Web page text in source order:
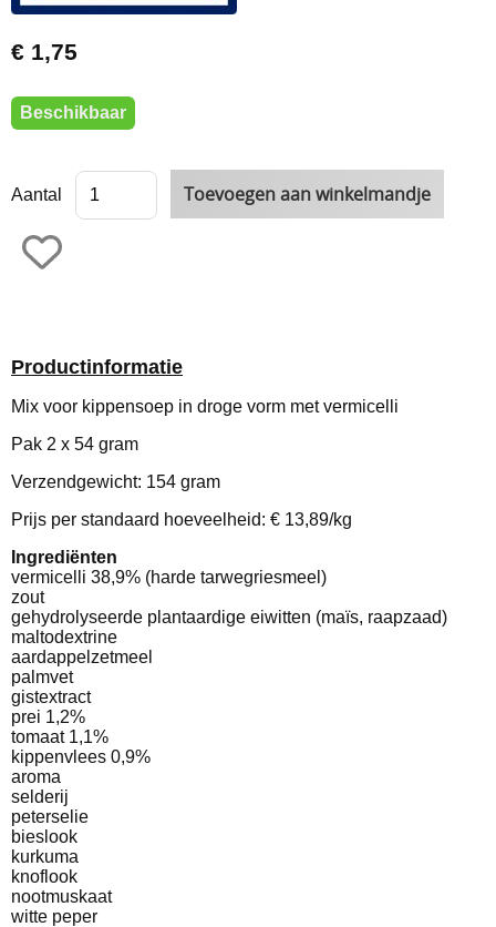
€ 1,75
Beschikbaar
Aantal
Productinformatie
Mix voor kippensoep in droge vorm met vermicelli
Pak 2 x 54 gram
Verzendgewicht: 154 gram
Prijs per standaard hoeveelheid: € 13,89/kg
Ingrediënten
vermicelli 38,9% (harde tarwegriesmeel)
zout
gehydrolyseerde plantaardige eiwitten (maïs, raapzaad)
maltodextrine
aardappelzetmeel
palmvet
gistextract
prei 1,2%
tomaat 1,1%
kippenvlees 0,9%
aroma
selderij
peterselie
bieslook
kurkuma
knoflook
nootmuskaat
witte peper